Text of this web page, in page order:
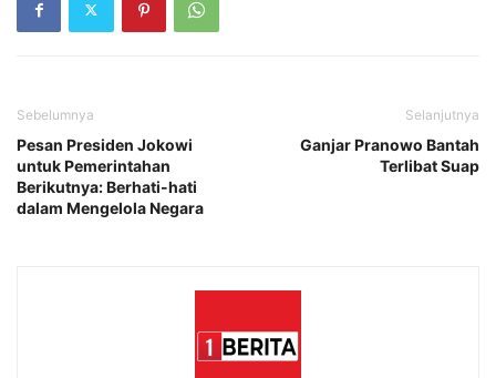
Sebelumnya
Pesan Presiden Jokowi
untuk Pemerintahan
Berikutnya: Berhati-hati
dalam Mengelola Negara
Selanjutnya
Ganjar Pranowo Bantah
Terlibat Suap